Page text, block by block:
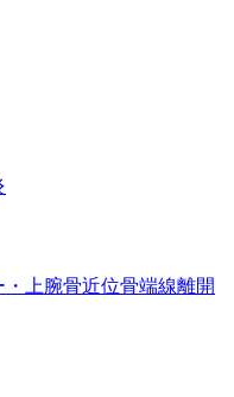
上腕骨近位骨端線離開